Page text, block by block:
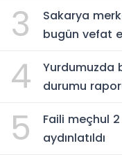
3
Sakarya
bugün vefat
4
Yurdumuzda
durumu
5
Faili meçhul
aydınlatıldı